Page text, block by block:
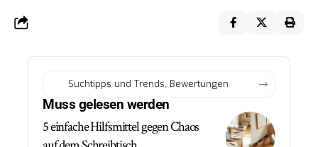
Muss gelesen werden
5 einfache Hilfsmittel gegen Chaos